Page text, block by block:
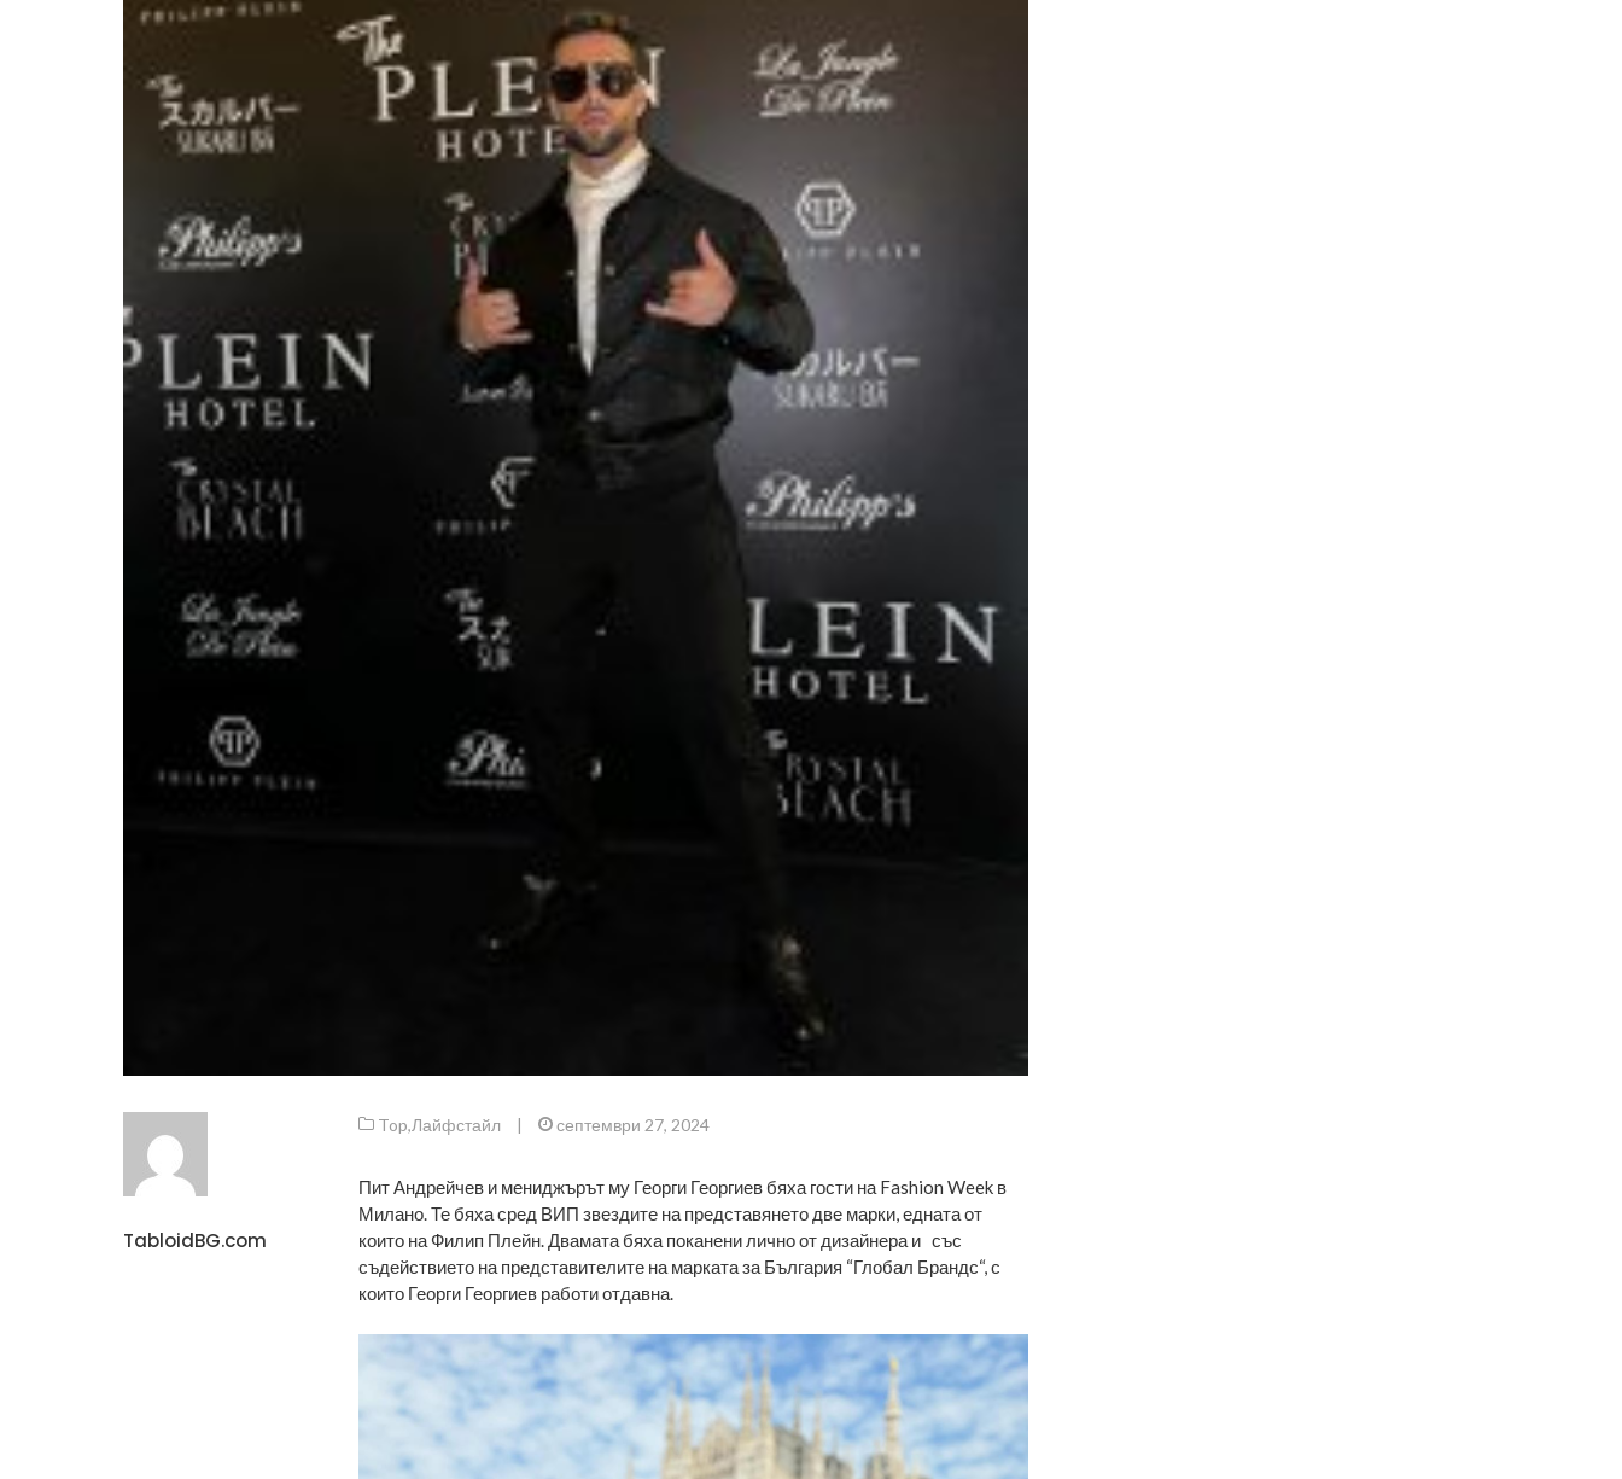
TabloidBG.com
Top,Лайфстайл | септември 27, 2024
Пит Андрейчев и мениджърът му Георги Георгиев бяха гости на Fashion Week в
Милано. Те бяха сред ВИП звездите на представянето две марки, едната от
които на Филип Плейн. Двамата бяха поканени лично от дизайнера и със
съдействието на представителите на марката за България “Глобал Брандс“, с
които Георги Георгиев работи отдавна.